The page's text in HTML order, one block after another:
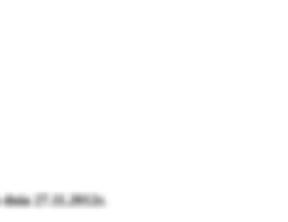
dnia 27.11.2012r.